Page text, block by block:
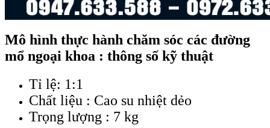
Mô hình thực hành chăm sóc các đường
mổ ngoại khoa : thông số kỹ thuật
Tỉ lệ: 1:1
Chất liệu : Cao su nhiệt dẻo
Trọng lượng : 7 kg